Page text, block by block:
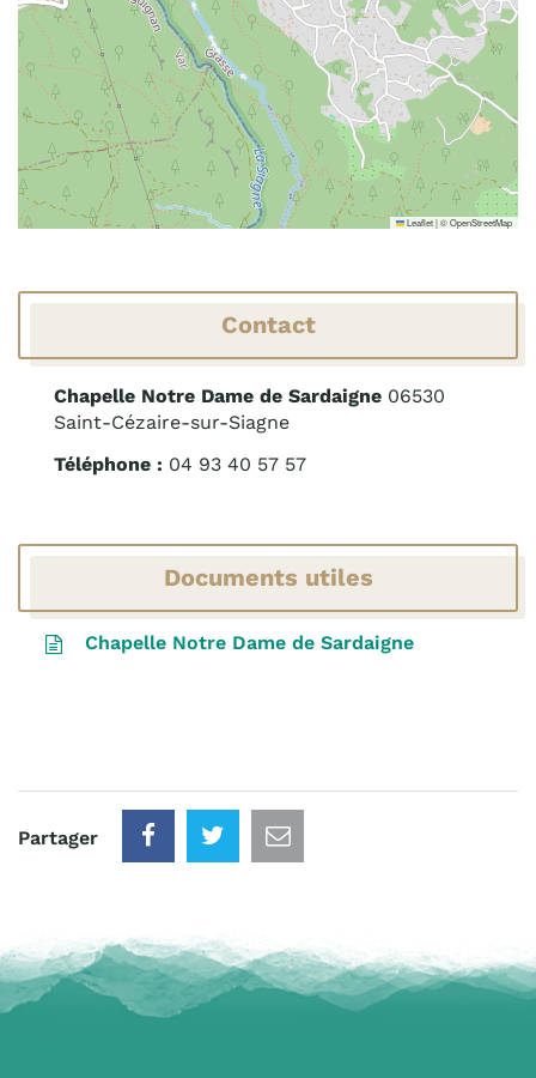
Leaflet|©OpenStreetMap
Contact
Chapelle Notre Dame de Sardaigne 06530
Saint-Cézaire-sur-Siagne
Téléphone : 04 93 40 57 57
Documents utiles
Chapelle Notre Dame de Sardaigne
Partager